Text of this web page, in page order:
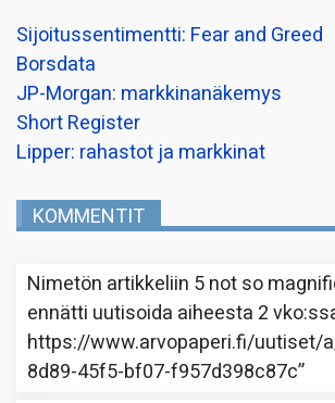
Sijoitussentimentti: Fear and Greed
Borsdata
JP-Morgan: markkinanäkemys
Short Register
Lipper: rahastot ja markkinat
KOMMENTIT
Nimetön artikkeliin 5 not so
ennätti uutisoida aiheesta 2
https://www.arvopaperi.fi/uutiset/
8d89-45f5-bf07-f957d398c87c”